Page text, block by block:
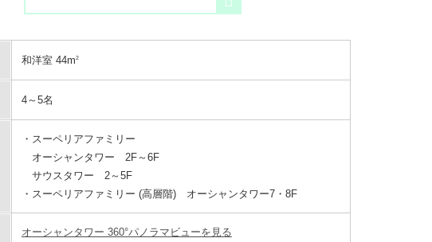
和洋室 44m2
4～5名
・スーペリアファミリー
オーシャンタワー 2F～6F
サウスタワー 2～5F
・スーペリアファミリー (高層階) オーシャンタワー7・8F
オーシャンタワー 360°パノラマビューを見る